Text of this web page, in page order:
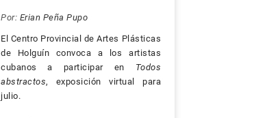
Por: Erian Peña Pupo
El Centro Provincial de Artes Plásticas
de Holguín convoca a los artistas
cubanos a participar en Todos
abstractos, exposición virtual para
julio.